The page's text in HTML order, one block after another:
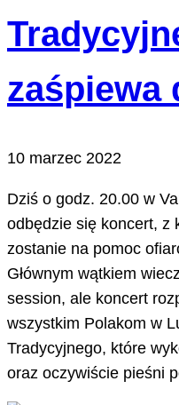
zaśpiewa
10 marzec 2022
Dziś o godz. 20.00 w
odbędzie się koncert, z
zostanie na pomoc
Głównym wątkiem
session, ale koncert
wszystkim Polakom w
Tradycyjnego, które
oraz oczywiście pieśni